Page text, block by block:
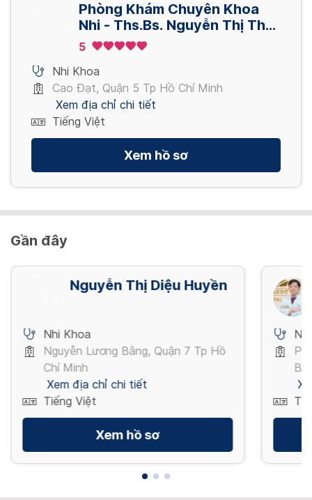
Phòng Khám Chuyên Khoa
Nhi - Ths.Bs. Nguyễn Thị Thu
Sương
5
Nhi Khoa
Cao Đạt, Quận 5 Tp Hồ Chí Minh
Xem địa chỉ chi tiết
Tiếng Việt
Xem hồ sơ
Gần đây
Nguyễn Thị Diệu Huyền
Nhi Khoa
Nguyễn Lương Bằng, Quận 7 Tp Hồ
Chí Minh
Xem địa chỉ chi tiết
Tiếng Việt
Xem hồ sơ
Ba